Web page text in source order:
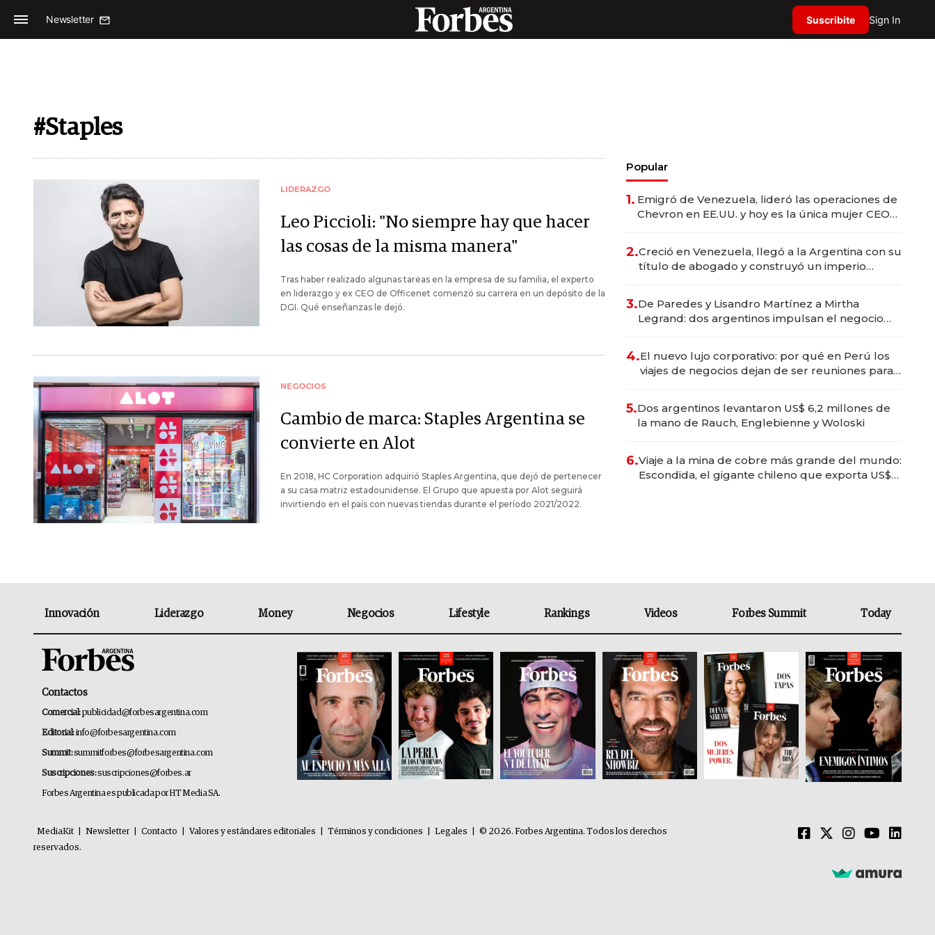
Newsletter Suscribite Sign In
#Staples
LIDERAZGO
Leo Piccioli: "No siempre hay que hacer
las cosas de la misma manera"
Tras haber realizado algunas tareas en la empresa de su familia, el experto
en liderazgo y ex CEO de Officenet comenzó su carrera en un depósito de la
DGI. Qué enseñanzas le dejó.
NEGOCIOS
Cambio de marca: Staples Argentina se
convierte en Alot
En 2018, HC Corporation adquirió Staples Argentina, que dejó de pertenecer
a su casa matriz estadounidense. El Grupo que apuesta por Alot seguirá
invirtiendo en el país con nuevas tiendas durante el período 2021/2022.
Popular
1. Emigró de Venezuela, lideró las operaciones de
Chevron en EE.UU. y hoy es la única mujer CEO
2.Creció en Venezuela, llegó a la Argentina con su
título de abogado y construyó un imperio
3.De Paredes y Lisandro Martínez a Mirtha
Legrand: dos argentinos impulsan el negocio
4.El nuevo lujo corporativo: por qué en Perú los
viajes de negocios dejan de ser reuniones para
5.Dos argentinos levantaron US$ 6,2 millones de
la mano de Rauch, Englebienne y Woloski
6.Viaje a la mina de cobre más grande del mundo:
Escondida, el gigante chileno que exporta US$
Innovación Liderazgo Money Negocios Lifestyle Rankings Videos Forbes Summit Today
Contactos
Comercial:publicidad@forbesargentina.com
Editorial:info@forbesargentina.com
Summit:summitforbes@forbesargentina.com
Suscripciones:suscripciones@forbes.ar
Forbes Argentina es publicada por HT Media SA.
MediaKit Newsletter Contacto Valores y estándares editoriales Términos y condiciones Legales
© 2026. Forbes Argentina. Todos los derechos
reservados.